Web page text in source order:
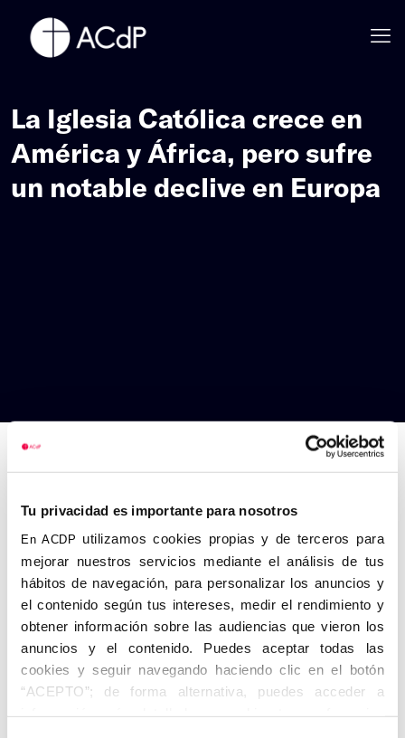
Tu privacidad es importante para nosotros
En ACDP utilizamos cookies propias y de terceros para
mejorar nuestros servicios mediante el análisis de tus
hábitos de navegación, para personalizar los anuncios y
el contenido según tus intereses, medir el rendimiento y
obtener información sobre las audiencias que vieron los
anuncios y el contenido. Puedes aceptar todas las
cookies y seguir navegando haciendo clic en el botón
“ACEPTO”; de forma alternativa, puedes acceder a
información más detallada y cambiar tus preferencias
La Iglesia Católica crece en
América y África, pero sufre
un notable declive en Europa